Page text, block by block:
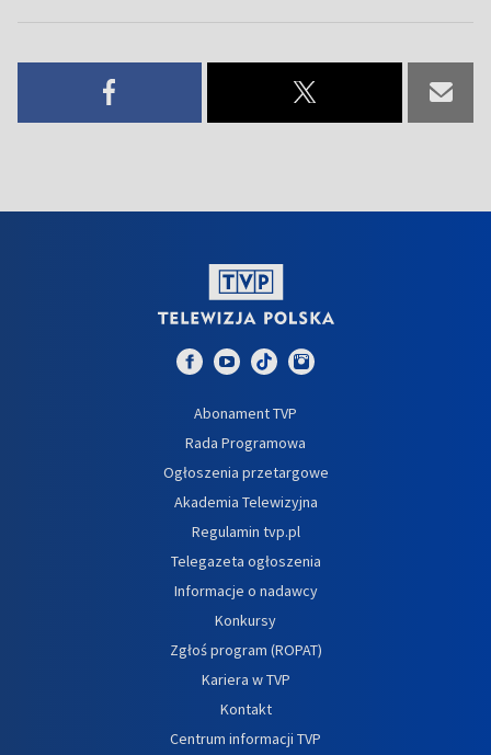
Abonament TVP
Rada Programowa
Ogłoszenia przetargowe
Akademia Telewizyjna
Regulamin tvp.pl
Telegazeta ogłoszenia
Informacje o nadawcy
Konkursy
Zgłoś program (ROPAT)
Kariera w TVP
Kontakt
Centrum informacji TVP